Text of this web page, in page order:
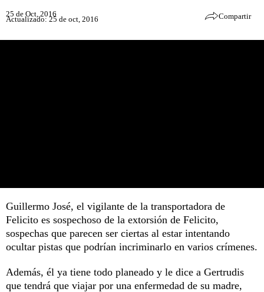
25 de Oct, 2016
Actualizado: 25 de oct, 2016 Compartir
Guillermo José, el vigilante de la transportadora de
Felicito es sospechoso de la extorsión de Felicito,
sospechas que parecen ser ciertas al estar intentando
ocultar pistas que podrían incriminarlo en varios crímenes.
Además, él ya tiene todo planeado y le dice a Gertrudis
que tendrá que viajar por una enfermedad de su madre,